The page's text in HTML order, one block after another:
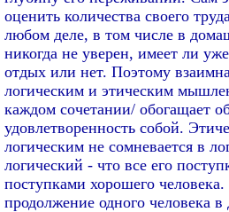
оценить количества своего
любом деле, в том числе в
никогда не уверен, имеет ли
отдых или нет. Поэтому
логическим и этическим
каждом сочетании/ обогащает
удовлетворенность собой.
логическим не сомневается в
логический - что все его
поступками хорошего
продолжение одного человека в